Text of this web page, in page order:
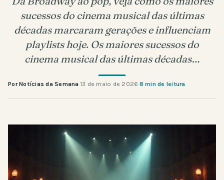
sucessos do cinema musical das últimas
décadas marcaram gerações e influenciam
playlists hoje. Os maiores sucessos do
cinema musical das últimas décadas…
Por Notícias da Semana·13 de maio de 2026·8 min de leitura